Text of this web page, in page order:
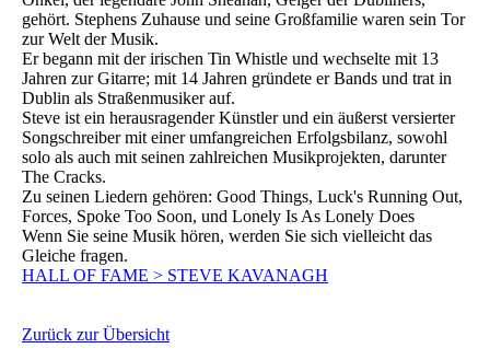
gehört. Stephens Zuhause und seine Großfamilie waren sein Tor
zur Welt der Musik.
Er begann mit der irischen Tin Whistle und wechselte mit 13
Jahren zur Gitarre; mit 14 Jahren gründete er Bands und trat in
Dublin als Straßenmusiker auf.
Steve ist ein herausragender Künstler und ein äußerst versierter
Songschreiber mit einer umfangreichen Erfolgsbilanz, sowohl
solo als auch mit seinen zahlreichen Musikprojekten, darunter
The Cracks.
Zu seinen Liedern gehören: Good Things, Luck's Running Out,
Forces, Spoke Too Soon, und Lonely Is As Lonely Does
Wenn Sie seine Musik hören, werden Sie sich vielleicht das
Gleiche fragen.
HALL OF FAME > STEVE KAVANAGH
Zurück zur Übersicht